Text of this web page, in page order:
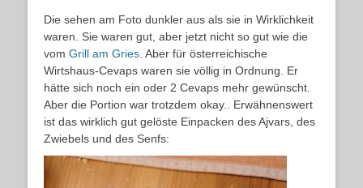
Die sehen am Foto dunkler aus als sie in Wirklichkeit
waren. Sie waren gut, aber jetzt nicht so gut wie die
vom Grill am Gries . Aber für österreichische
Wirtshaus-Cevaps waren sie völlig in Ordnung. Er
hätte sich noch ein oder 2 Cevaps mehr gewünscht.
Aber die Portion war trotzdem okay.. Erwähnenswert
ist das wirklich gut gelöste Einpacken des Ajvars, des
Zwiebels und des Senfs: